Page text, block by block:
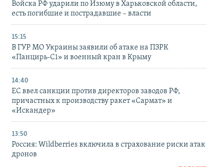
Войска РФ ударили по Изюму в Харьковской области,
есть погибшие и пострадавшие – власти
15:15
В ГУР МО Украины заявили об атаке на ПЗРК
«Панцирь-С1» и военный кран в Крыму
14:40
ЕС ввел санкции против директоров заводов РФ,
причастных к производству ракет «Сармат» и
«Искандер»
13:50
Россия: Wildberries включила в страхование риски атак
дронов